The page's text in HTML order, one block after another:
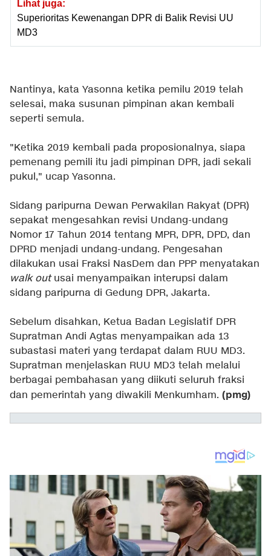
Lihat juga:
Superioritas Kewenangan DPR di Balik Revisi UU
MD3
Nantinya, kata Yasonna ketika pemilu 2019 telah
selesai, maka susunan pimpinan akan kembali
seperti semula.
"Ketika 2019 kembali pada proposionalnya, siapa
pemenang pemili itu jadi pimpinan DPR, jadi sekali
pukul," ucap Yasonna.
Sidang paripurna Dewan Perwakilan Rakyat (DPR)
sepakat mengesahkan revisi Undang-undang
Nomor 17 Tahun 2014 tentang MPR, DPR, DPD, dan
DPRD menjadi undang-undang. Pengesahan
dilakukan usai Fraksi NasDem dan PPP menyatakan
walk outusai menyampaikan interupsi dalam
sidang paripurna di Gedung DPR, Jakarta.
Sebelum disahkan, Ketua Badan Legislatif DPR
Supratman Andi Agtas menyampaikan ada 13
subastasi materi yang terdapat dalam RUU MD3.
Supratman menjelaskan RUU MD3 telah melalui
berbagai pembahasan yang diikuti seluruh fraksi
dan pemerintah yang diwakili Menkumham. (pmg)